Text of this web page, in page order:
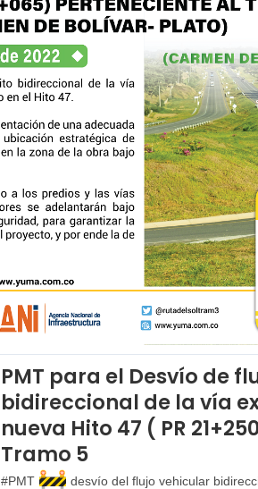
PMT para el Desvío de
bidireccional de la vía
nueva Hito 47 ( PR
Tramo 5
#PMT
desvío del flujo vehicular